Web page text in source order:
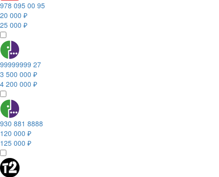
978 095 00 95
20 000 ₽
25 000 ₽
99999999 27
3 500 000 ₽
4 200 000 ₽
930 881 8888
120 000 ₽
125 000 ₽